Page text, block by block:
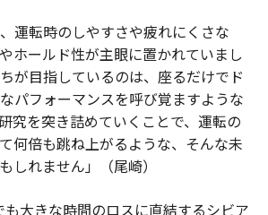
運転時のしやすさや疲れにくさな
ホールド性が主眼に置かれていまし
が目指しているのは、座るだけでド
パフォーマンスを呼び覚ますような
究を突き詰めていくことで、運転の
何倍も跳ね上がるような、そんな未
しれません」（尾崎）
大きな時間のロスに直結するシビア